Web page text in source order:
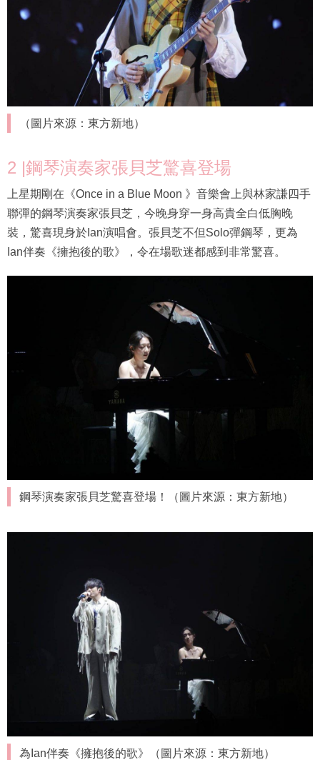
（圖片來源：東方新地）
2 |鋼琴演奏家張貝芝驚喜登場
上星期剛在《Once in a Blue Moon 》音樂會上與林家謙四手
聯彈的鋼琴演奏家張貝芝，今晚身穿一身高貴全白低胸晚
裝，驚喜現身於Ian演唱會。張貝芝不但Solo彈鋼琴，更為
Ian伴奏《擁抱後的歌》，令在場歌迷都感到非常驚喜。
鋼琴演奏家張貝芝驚喜登場！（圖片來源：東方新地）
為Ian伴奏《擁抱後的歌》（圖片來源：東方新地）